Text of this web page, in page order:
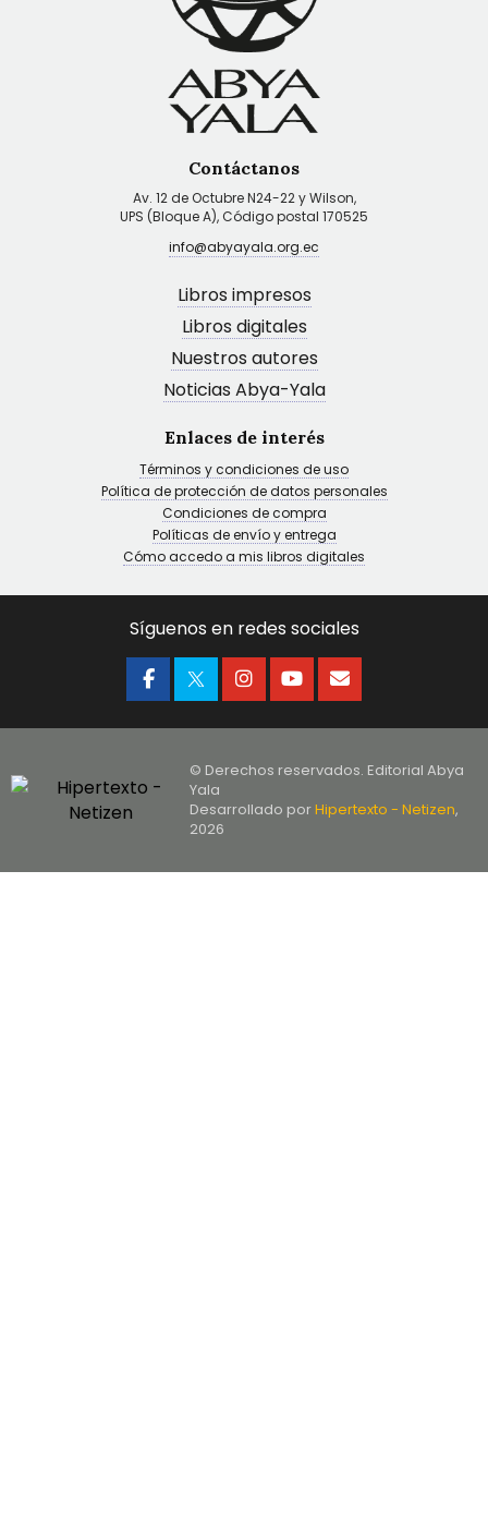
Contáctanos
Av. 12 de Octubre N24-22 y Wilson,
UPS (Bloque A), Código postal 170525
info@abyayala.org.ec
Libros impresos
Libros digitales
Nuestros autores
Noticias Abya-Yala
Enlaces de interés
Términos y condiciones de uso
Política de protección de datos personales
Condiciones de compra
Políticas de envío y entrega
Cómo accedo a mis libros digitales
Síguenos en redes sociales
© Derechos reservados. Editorial Abya
Yala
Desarrollado porHipertexto - Netizen,
2026